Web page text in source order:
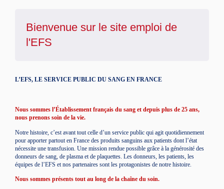
Bienvenue sur le site emploi de
l'EFS
L’EFS, LE SERVICE PUBLIC DU SANG EN FRANCE
Nous sommes l’Établissement français du sang et depuis plus de 25 ans,
nous prenons soin de la vie.
Notre histoire, c’est avant tout celle d’un service public qui agit quotidiennement
pour apporter partout en France des produits sanguins aux patients dont l’état
nécessite une transfusion. Une mission rendue possible grâce à la générosité des
donneurs de sang, de plasma et de plaquettes. Les donneurs, les patients, les
équipes de l’EFS et nos partenaires sont les protagonistes de notre histoire.
Nous sommes présents tout au long de la chaîne du soin.